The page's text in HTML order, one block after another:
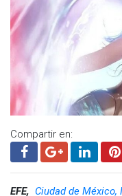
Compartir en:
EFE, Ciudad de México,